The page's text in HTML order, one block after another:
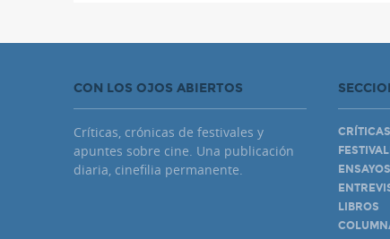
CON LOS OJOS ABIERTOS
Críticas, crónicas de festivales y
apuntes sobre cine. Una publicación
diaria, cinefilia permanente.
CRÍTICAS
ENSAYOS
LIBROS